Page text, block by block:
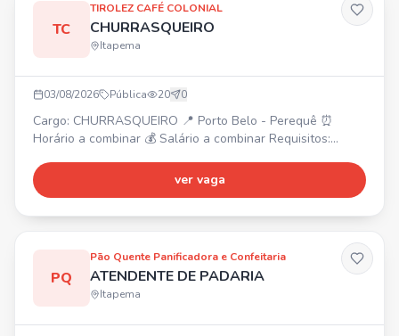
TC
TIROLEZ CAFÉ COLONIAL
CHURRASQUEIRO
Itapema
03/08/2026 Pública 20 0
Cargo: CHURRASQUEIRO 📍 Porto Belo - Perequê ⏰
Horário a combinar 💰 Salário a combinar Requisitos:
carnes Agilidade e organização Comprometimento e
trabalho em equipe
ver vaga
PQ
Pão Quente Panificadora e Confeitaria
ATENDENTE DE PADARIA
Itapema